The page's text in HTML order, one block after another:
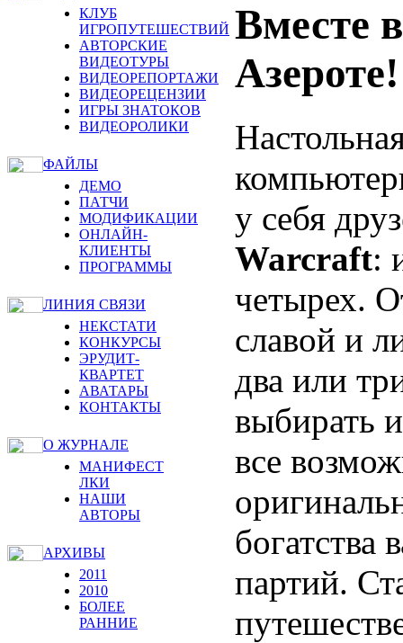
КЛУБ
ИГРОПУТЕШЕСТВИЙ
АВТОРСКИЕ
ВИДЕОТУРЫ
ВИДЕОРЕПОРТАЖИ
ВИДЕОРЕЦЕНЗИИ
ИГРЫ ЗНАТОКОВ
ВИДЕОРОЛИКИ
ФАЙЛЫ
ДЕМО
ПАТЧИ
МОДИФИКАЦИИ
ОНЛАЙН-
КЛИЕНТЫ
ПРОГРАММЫ
ЛИНИЯ СВЯЗИ
НЕКСТАТИ
КОНКУРСЫ
ЭРУДИТ-
КВАРТЕТ
АВАТАРЫ
КОНТАКТЫ
О ЖУРНАЛЕ
МАНИФЕСТ
ЛКИ
НАШИ
АВТОРЫ
АРХИВЫ
2011
2010
БОЛЕЕ
РАННИЕ
Вместе
Азероте!
у себя
Warcraft:
четырех.
славой и
два или
выбирать
все
богатства
партий.